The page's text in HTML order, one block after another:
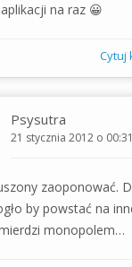
na raz 😀
Cytuj
Psysutra
21 stycznia 2012 o 00:31
zaoponować.
by powstać na
monopolem…